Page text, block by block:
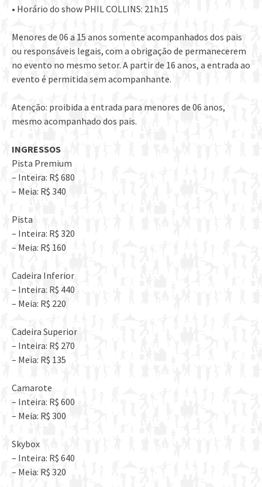
• Horário do show PHIL COLLINS: 21h15
Menores de 06 a 15 anos somente acompanhados dos pais
ou responsáveis legais, com a obrigação de permanecerem
no evento no mesmo setor. A partir de 16 anos, a entrada ao
evento é permitida sem acompanhante.
Atenção: proibida a entrada para menores de 06 anos,
mesmo acompanhado dos pais.
INGRESSOS
Pista Premium
– Inteira: R$ 680
– Meia: R$ 340
Pista
– Inteira: R$ 320
– Meia: R$ 160
Cadeira Inferior
– Inteira: R$ 440
– Meia: R$ 220
Cadeira Superior
– Inteira: R$ 270
– Meia: R$ 135
Camarote
– Inteira: R$ 600
– Meia: R$ 300
Skybox
– Inteira: R$ 640
– Meia: R$ 320